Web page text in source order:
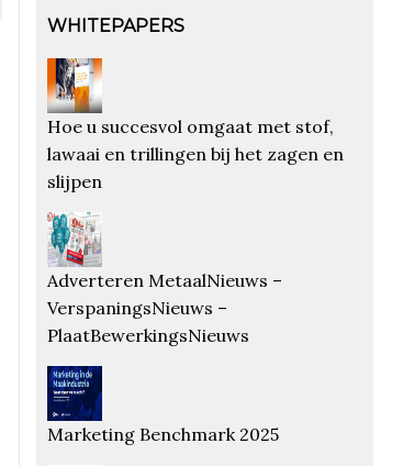
WHITEPAPERS
Hoe u succesvol omgaat met stof,
lawaai en trillingen bij het zagen en
slijpen
Adverteren MetaalNieuws –
VerspaningsNieuws –
PlaatBewerkingsNieuws
Marketing Benchmark 2025